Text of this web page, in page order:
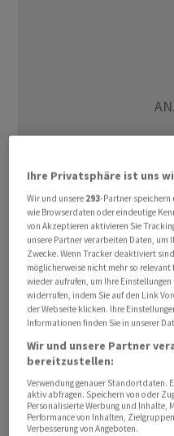
Pakistan vermittelt im
eher im Hintergrund.
sich nach Informationen
Samstag mit US-
Sondergesandten des
getroffen, um eine
Kriegs zu erreichen./jot/
(AWP)
Ihre Privatsphäre ist uns
Wir und unsere 293-Partner speichern
wie Browserdaten oder eindeutige
von Akzeptieren aktivieren Sie
unsere Partner verarbeiten Daten, um
Zwecke. Wenn Tracker deaktiviert
möglicherweise nicht mehr so
wieder aufrufen, um Ihre
widerrufen, indem Sie auf den Link
der Webseite klicken. Ihre
Informationen finden Sie in unserer
Wir und unsere Partner
bereitzustellen:
Verwendung genauer Standortdaten.
aktiv abfragen. Speichern von oder
Personalisierte Werbung und Inhalte,
Performance von Inhalten,
Verbesserung von Angeboten.